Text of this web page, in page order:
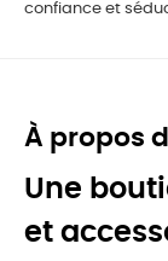
confiance et
À propos
Une
et